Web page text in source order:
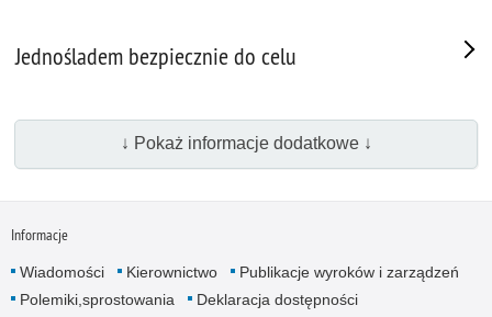
Jednośladem bezpiecznie do celu
↓ Pokaż informacje dodatkowe ↓
Informacje
Wiadomości Kierownictwo
Publikacje wyro­ków i zarządzeń
Polemiki,sprostowania
Deklaracja dostępności